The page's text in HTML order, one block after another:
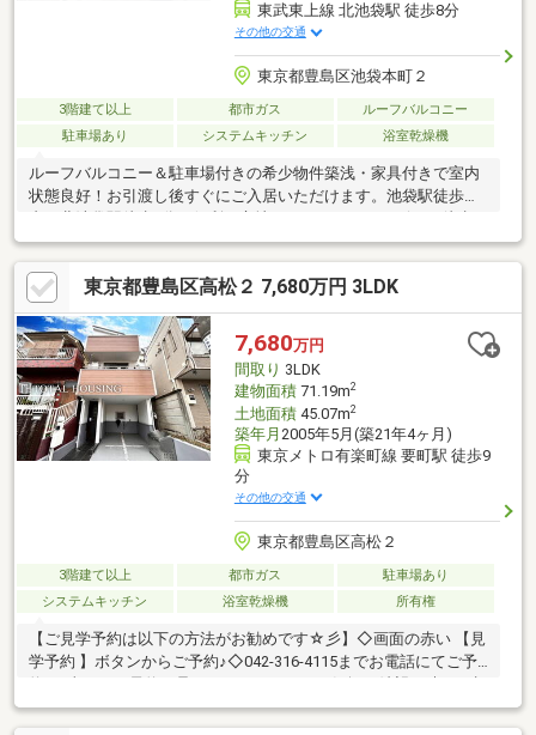
東武東上線 北池袋駅 徒歩8分
その他の交通
東京都豊島区池袋本町２
3階建て以上 都市ガス
ルーフバルコニー
駐車場あり
システムキッチン 浴室乾燥機
ルーフバルコニー＆駐車場付きの希少物件築浅・家具付きで室内
状態良好！お引渡し後すぐにご入居いただけます。池袋駅徒歩圏
分圏内に揃い、生活利便性も良好です。開放感あふれるルーフバ
ルコニー付き。都心にいながらゆとりある暮らしを実現できま
す。自己居住用として大変おすすめの一邸です。ぜひお気軽にお
問い合わせください。
東京都豊島区高松２ 7,680万円 3LDK
7,680万円
間取り 3LDK
建物面積71.19m2
土地面積45.07m2
築年月 2005年5月(築21年4ヶ月)
東京メトロ有楽町線 要町駅 徒歩9
分
その他の交通
東京都豊島区高松２
3階建て以上 都市ガス
駐車場あり
システムキッチン
浴室乾燥機 所有権
【ご見学予約は以下の方法がお勧めです☆彡】◇画面の赤い 【見
学予約 】ボタンからご予約♪◇042-316-4115までお電話にてご予
談ください。-Point-■東京メトロや山手線など複数路線利用可能で
多方面へのアクセス可！■2025年9月内装フルリフォーム済み♪■ス